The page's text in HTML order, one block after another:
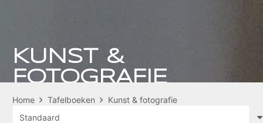
KUNST &
FOTOGRAFIE
Home Tafelboeken Kunst & fotografie